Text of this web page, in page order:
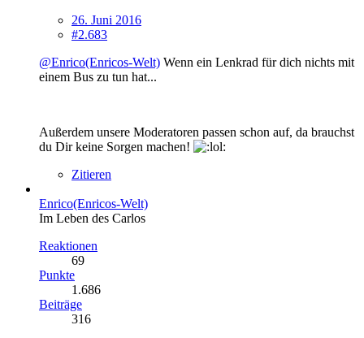
26. Juni 2016
#2.683
@Enrico(Enricos-Welt) Wenn ein Lenkrad für dich nichts mit
einem Bus zu tun hat...
Außerdem unsere Moderatoren passen schon auf, da brauchst
du Dir keine Sorgen machen!
Zitieren
Enrico(Enricos-Welt)
Im Leben des Carlos
Reaktionen
69
Punkte
1.686
Beiträge
316